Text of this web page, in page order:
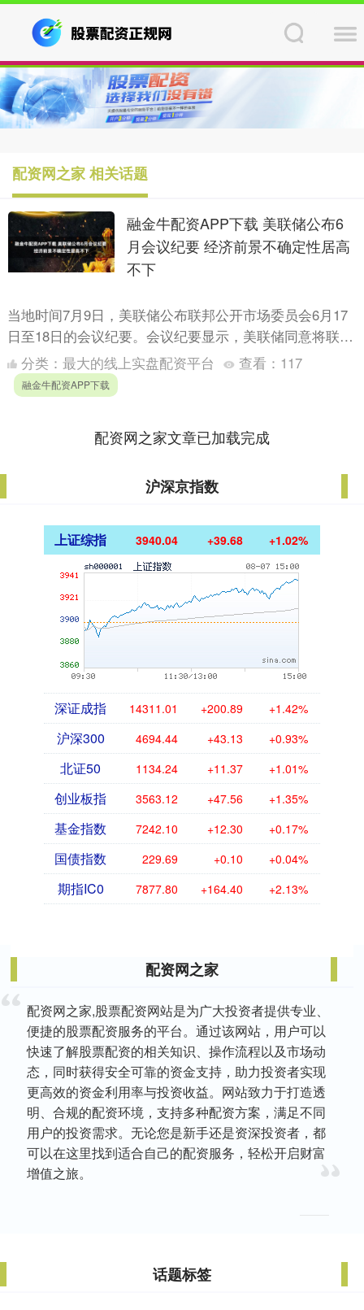
配资网之家 相关话题
融金牛配资APP下载 美联储公布6
月会议纪要 经济前景不确定性居高
不下
当地时间7月9日，美联储公布联邦公开市场委员会6月17
日至18日的会议纪要。会议纪要显示，美联储同意将联邦
基金利率目标区间维持在4.25%至4.5%之间。与会者....
分类： 最大的线上实盘配资平台 查看： 117
融金牛配资APP下载
配资网之家文章已加载完成
沪深京指数
上证综指 3940.04 +39.68 +1.02%
深证成指 14311.01 +200.89 +1.42%
沪深300 4694.44 +43.13 +0.93%
北证50 1134.24 +11.37 +1.01%
创业板指 3563.12 +47.56 +1.35%
基金指数 7242.10 +12.30 +0.17%
国债指数 229.69 +0.10 +0.04%
期指IC0 7877.80 +164.40 +2.13%
配资网之家
配资网之家,股票配资网站是为广大投资者提供专业、
便捷的股票配资服务的平台。通过该网站，用户可以
快速了解股票配资的相关知识、操作流程以及市场动
态，同时获得安全可靠的资金支持，助力投资者实现
更高效的资金利用率与投资收益。网站致力于打造透
明、合规的配资环境，支持多种配资方案，满足不同
用户的投资需求。无论您是新手还是资深投资者，都
可以在这里找到适合自己的配资服务，轻松开启财富
增值之旅。
话题标签